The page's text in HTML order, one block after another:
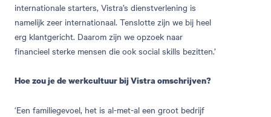
internationale starters, Vistra’s dienstverlening is
namelijk zeer internationaal. Tenslotte zijn we bij heel
erg klantgericht. Daarom zijn we opzoek naar
financieel sterke mensen die ook social skills bezitten.’
Hoe zou je de werkcultuur bij Vistra omschrijven?
‘Een familiegevoel, het is al-met-al een groot bedrijf